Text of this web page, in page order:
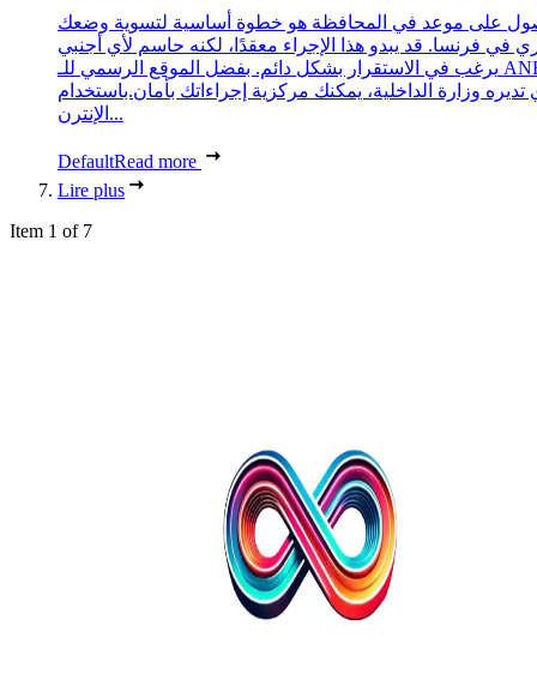
على موعد في المحافظة هو خطوة أساسية لتسوية وضعك
في فرنسا. قد يبدو هذا الإجراء معقدًا، لكنه حاسم لأي أجنبي
يرغب في الاستقرار بشكل دائم. بفضل الموقع الرسمي للـ ANEF،
تديره وزارة الداخلية، يمكنك مركزية إجراءاتك بأمان.باستخدام
الإنترن...
DefaultRead more
Lire plus
Item 1 of 7